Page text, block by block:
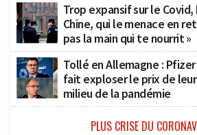
Trop expansif sur le Covid,
Chine, qui le menace en
pas la main qui te nourrit »
Tollé en Allemagne :
fait exploser le prix de
milieu de la pandémie
PLUS CRISE DU